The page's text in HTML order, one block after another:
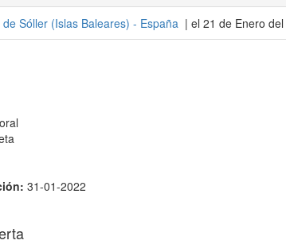
de Sóller (Islas Baleares) - España | el 21 de Enero
31-01-2022